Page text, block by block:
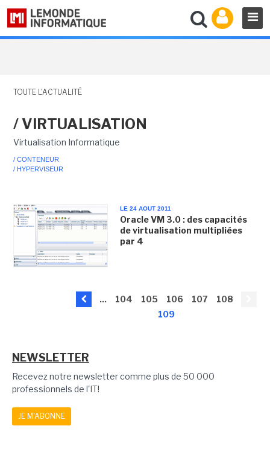
TOUTE L'ACTUALITÉ
/ VIRTUALISATION
Virtualisation Informatique
/ CONTENEUR
/ HYPERVISEUR
LE 24 AOUT 2011
Oracle VM 3.0 : des capacités
de virtualisation multipliées
par 4
... 104 105 106 107
108
109
NEWSLETTER
Recevez notre newsletter comme plus de 50 000
professionnels de l'IT!
JE M'ABONNE